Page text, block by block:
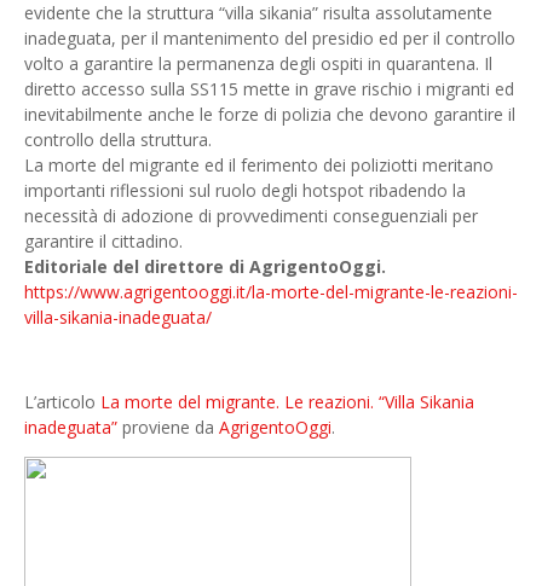
evidente che la struttura “villa sikania” risulta assolutamente
inadeguata, per il mantenimento del presidio ed per il controllo
volto a garantire la permanenza degli ospiti in quarantena. Il
diretto accesso sulla SS115 mette in grave rischio i migranti ed
inevitabilmente anche le forze di polizia che devono garantire il
controllo della struttura.
La morte del migrante ed il ferimento dei poliziotti meritano
importanti riflessioni sul ruolo degli hotspot ribadendo la
necessità di adozione di provvedimenti conseguenziali per
garantire il cittadino.
Editoriale del direttore di AgrigentoOggi.
https://www.agrigentooggi.it/la-morte-del-migrante-le-reazioni-
villa-sikania-inadeguata/
L’articolo La morte del migrante. Le reazioni. “Villa Sikania
inadeguata” proviene da AgrigentoOggi.